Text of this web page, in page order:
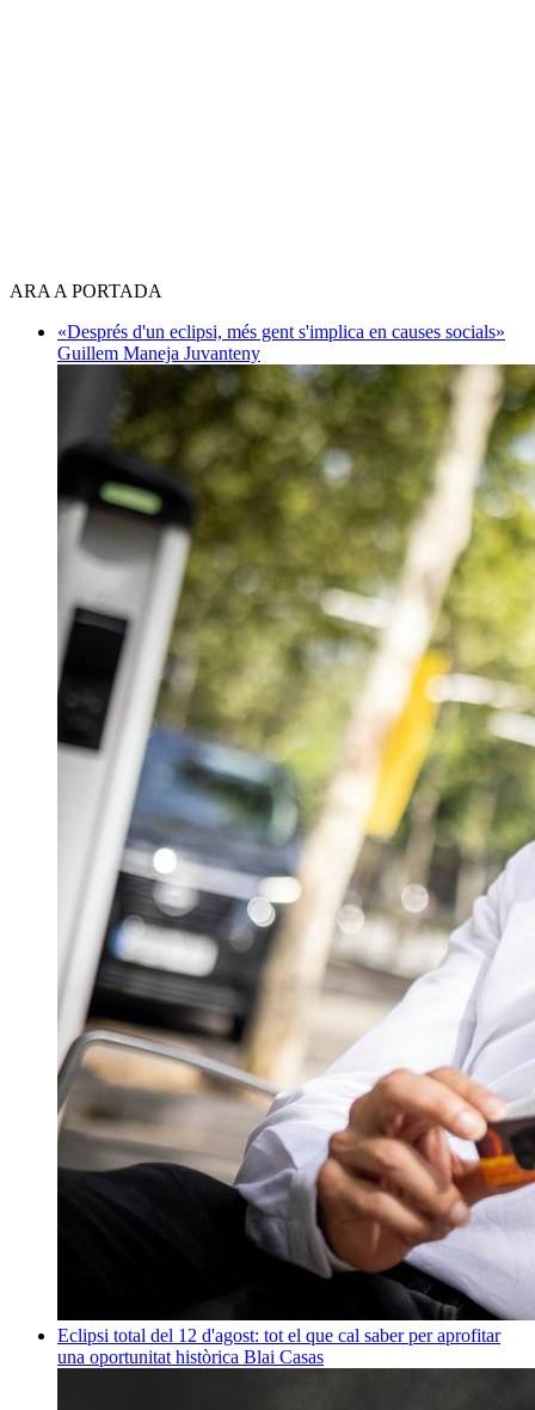
ARA A PORTADA
«Després d'un eclipsi, més gent s'implica en causes socials»
Guillem Maneja Juvanteny
Eclipsi total del 12 d'agost: tot el que cal saber per aprofitar
una oportunitat històrica Blai Casas